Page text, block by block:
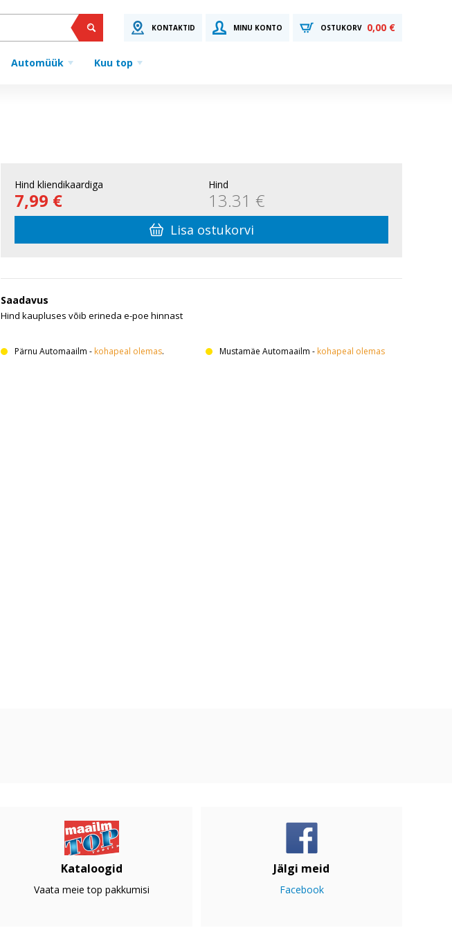
KONTAKTID MINU KONTO OSTUKORV 0,00 €
Automüük Kuu top
Hind kliendikaardiga
7,99 €
Hind
13.31 €
Lisa ostukorvi
Saadavus
Hind kaupluses võib erineda e-poe hinnast
Pärnu Automaailm - kohapeal olemas. Mustamäe Automaailm - kohapeal olemas
Kataloogid
Vaata meie top pakkumisi
Jälgi meid
Facebook